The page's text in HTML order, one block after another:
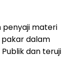
penyaji materi
pakar dalam
dan teruji